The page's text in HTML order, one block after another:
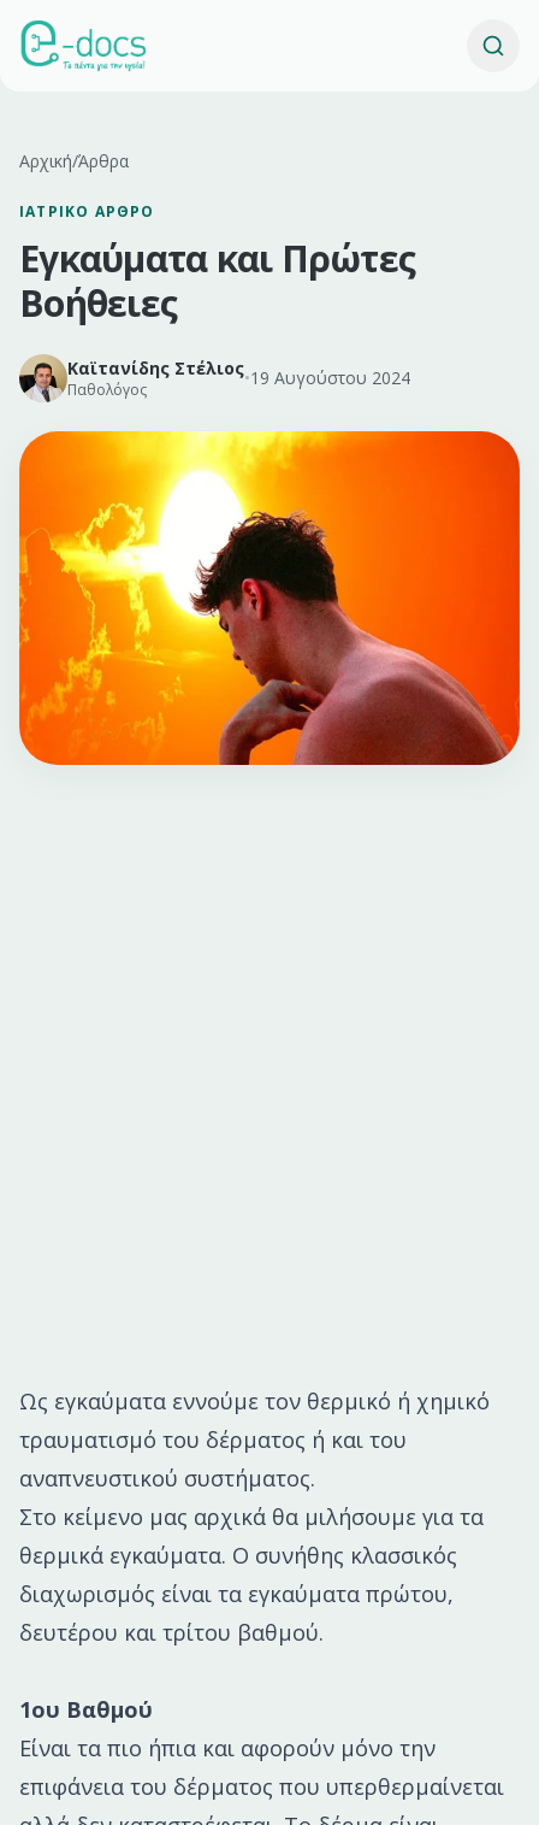
Αρχική/Άρθρα
ΙΑΤΡΙΚΌ ΆΡΘΡΟ
Εγκαύματα και Πρώτες
Βοήθειες
Καϊτανίδης Στέλιος
Παθολόγος
•19 Αυγούστου 2024
Ως εγκαύματα εννούμε τον θερμικό ή χημικό
τραυματισμό του δέρματος ή και του
αναπνευστικού συστήματος.
Στο κείμενο μας αρχικά θα μιλήσουμε για τα
θερμικά εγκαύματα. Ο συνήθης κλασσικός
διαχωρισμός είναι τα εγκαύματα πρώτου,
δευτέρου και τρίτου βαθμού.
1ου Βαθμού
Είναι τα πιο ήπια και αφορούν μόνο την
επιφάνεια του δέρματος που υπερθερμαίνεται